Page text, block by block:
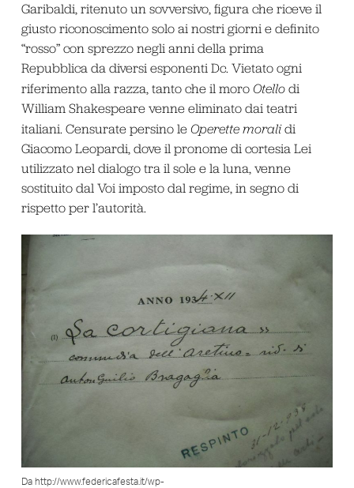
Garibaldi, ritenuto un sovversivo, figura che riceve il
giusto riconoscimento solo ai nostri giorni e definito
“rosso” con sprezzo negli anni della prima
Repubblica da diversi esponenti Dc. Vietato ogni
riferimento alla razza, tanto che il moro Otellodi
William Shakespeare venne eliminato dai teatri
italiani. Censurate persino le Operette moralidi
Giacomo Leopardi, dove il pronome di cortesia Lei
utilizzato nel dialogo tra il sole e la luna, venne
sostituito dal Voi imposto dal regime, in segno di
rispetto per l’autorità.
Da http://www.federicafesta.it/wp-